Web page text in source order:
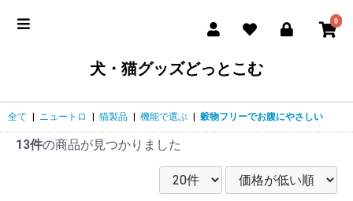
0
犬・猫グッズどっとこむ
全て ニュートロ 猫製品 機能で選ぶ 穀物フリーでお腹にやさしい
13件の商品が見つかりました